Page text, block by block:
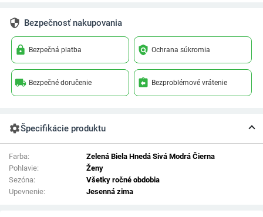
security Bezpečnosť nakupovania
lock Bezpečná platba policy Ochrana súkromia
local_shipping Bezpečné doručenie assignment_return Bezproblémové vrátenie
settingsŠpecifikácie produktu
Farba:
Zelená Biela Hnedá Sivá Modrá Čierna
Pohlavie:
Ženy
Sezóna:
Všetky ročné obdobia
Upevnenie:
Jesenná zima